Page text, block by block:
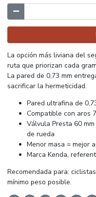
La opción más liviana del
ruta que priorizan cada
La pared de 0,73 mm
sacrificar la hermeticidad.
Pared ultrafina de
Compatible con aros
Válvula Presta 60
de rueda
Menor masa = mejor
Marca Kenda,
Recomendada para:
mínimo peso posible.